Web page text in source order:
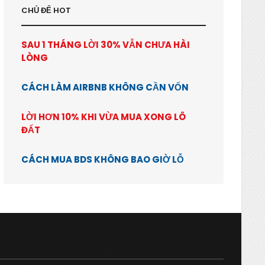
CHỦ ĐỂ HOT
SAU 1 THÁNG LỜI 30% VẪN CHƯA HÀI
LÒNG
CÁCH LÀM AIRBNB KHÔNG CẦN VỐN
LỜI HƠN 10% KHI VỪA MUA XONG LÔ
ĐẤT
CÁCH MUA BDS KHÔNG BAO GIỜ LỖ